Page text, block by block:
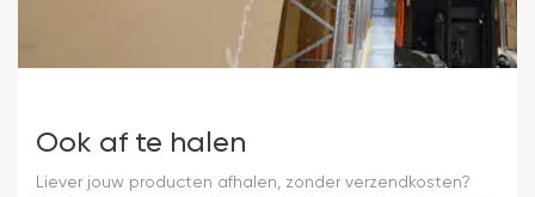
Ook af te halen
Liever jouw producten afhalen, zonder verzendkosten?